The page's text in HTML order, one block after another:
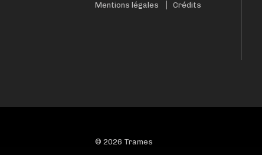
Mentions légales Crédits
© 2026 Trames